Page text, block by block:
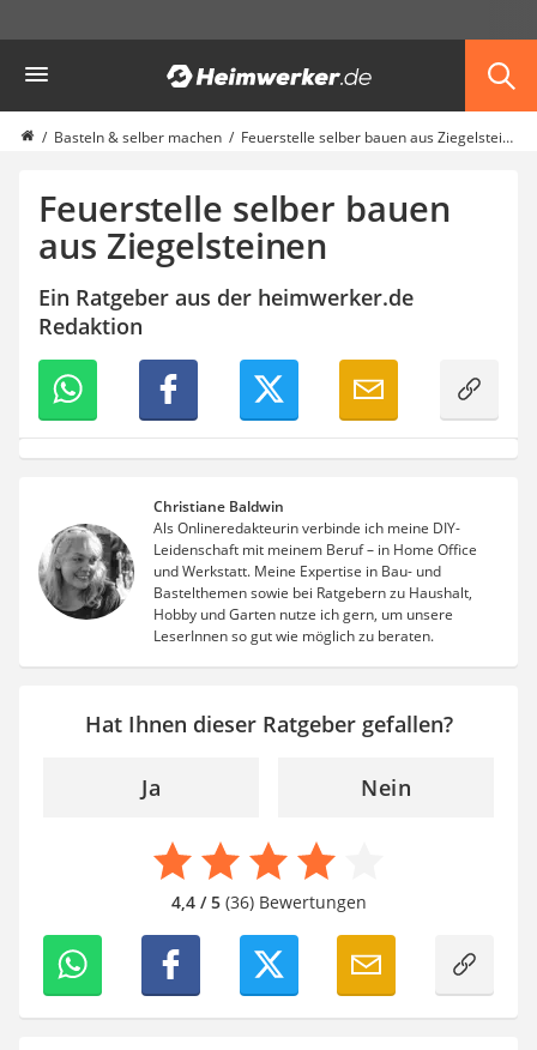
Haushalt & Freizeit
Diascanner
Walkie-Talkie Kinder
Gusseisen Bräter
Induktionskochfeld
Tischgeschirrspüler
Elektronische Dartscheibe
Wildkamera
Wischmopp
Beschriftungsgerät
Trinkflasche
Thermokanne
Elektrische Pfeffermühle
Geflügelschere
SUP-Board
Ferngesteuertes Auto
Subwoofer
Beheizbare Handschuhe
Basteln & selber machen Feuerstelle selber bauen aus Ziegelsteinen
Feuerstelle selber bauen
aus Ziegelsteinen
Ein Ratgeber aus der heimwerker.de
Redaktion
Christiane Baldwin
Als Onlineredakteurin verbinde ich meine DIY-
Leidenschaft mit meinem Beruf – in Home Office
und Werkstatt. Meine Expertise in Bau- und
Bastelthemen sowie bei Ratgebern zu Haushalt,
Hobby und Garten nutze ich gern, um unsere
LeserInnen so gut wie möglich zu beraten.
Hat Ihnen dieser Ratgeber gefallen?
Ja Nein
4,4 / 5(36) Bewertungen